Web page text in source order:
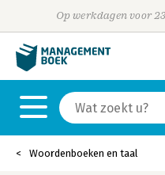
Op werkdagen voor
Woordenboeken en taal